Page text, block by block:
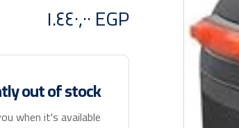
EGP
out of stock
when it's available